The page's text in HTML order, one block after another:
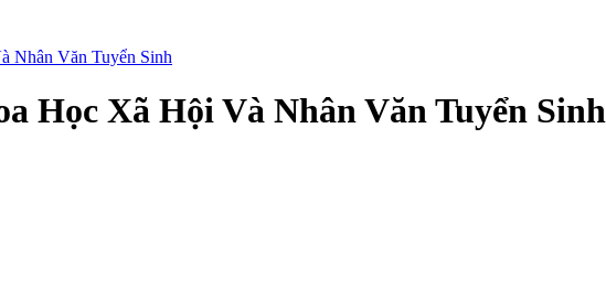
Nhân Văn Tuyển Sinh
Học Xã Hội Và Nhân Văn Tuyển Sinh